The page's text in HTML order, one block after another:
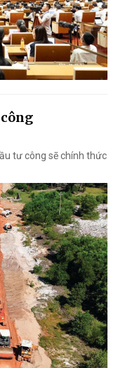
tư công sẽ chính thức